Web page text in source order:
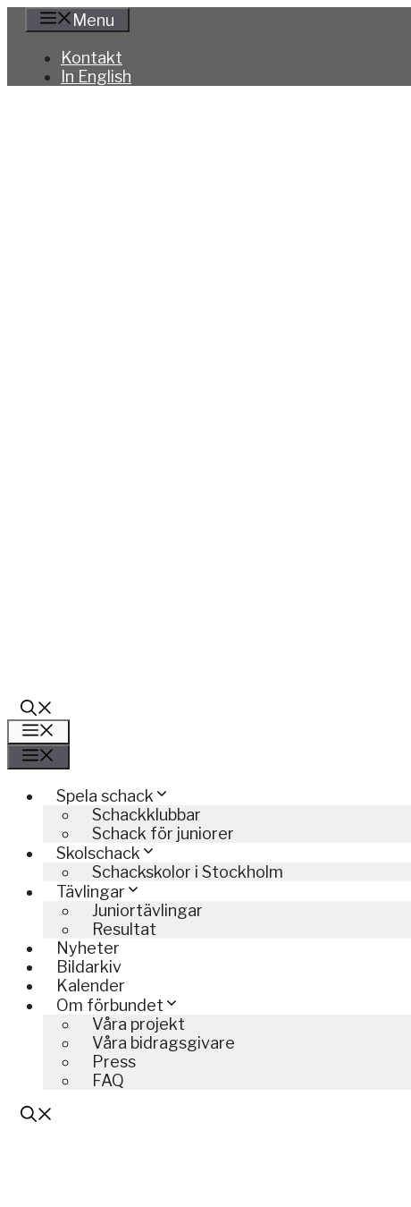
Hoppa
innehåll
Menu
Kontakt
In English
Spela schack
Schackklubbar
Schack för juniorer
Skolschack
Schackskolor i Stockholm
Tävlingar
Juniortävlingar
Resultat
Nyheter
Bildarkiv
Kalender
Om förbundet
Våra projekt
Våra bidragsgivare
Press
FAQ